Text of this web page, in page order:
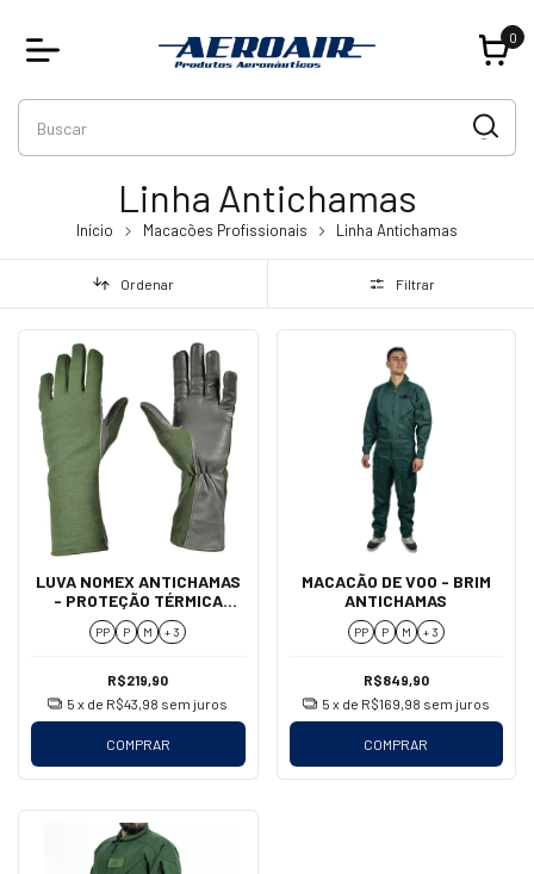
0
Linha Antichamas
Início Macacões Profissionais Linha Antichamas
Ordenar Filtrar
LUVA NOMEX ANTICHAMAS
- PROTEÇÃO TÉRMICA
PARA PILOTOS
PP P M + 3
R$219,90
5 x de R$43,98 sem juros
COMPRAR
MACACÃO DE VOO - BRIM
ANTICHAMAS
PP P M + 3
R$849,90
5 x de R$169,98 sem juros
COMPRAR